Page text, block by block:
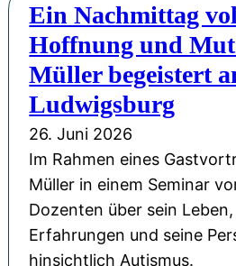
n
e
r
S
a
c
h
e
:
U
Ein Nachmittag
Hoffnung und
Müller begeistert
Ludwigsburg
26. Juni 2026
Im Rahmen eines
Müller in einem Seminar
Dozenten über sein
Erfahrungen und seine
hinsichtlich Autismus.